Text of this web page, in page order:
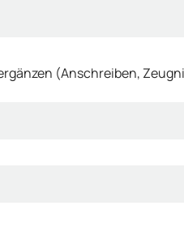
(Anschreiben,